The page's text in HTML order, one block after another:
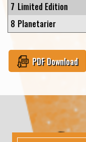
7 Limited Edition
8 Planetarier
PDF Download